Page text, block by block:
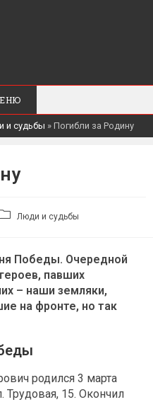
и судьбы » Погибли за Родину
РубрикаЛюди и судьбы
Победы. Очередной
павших
– наши земляки,
на фронте, но так
родился 3 марта
Трудовая, 15. Окончил